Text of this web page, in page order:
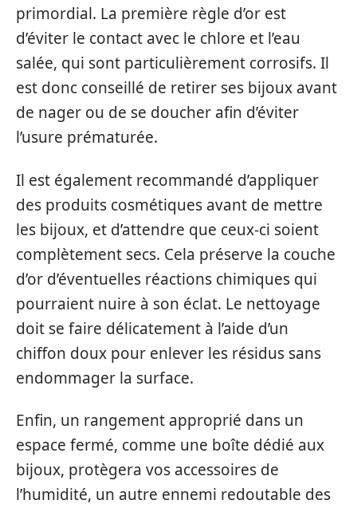
primordial. La première règle d’or est
d’éviter le contact avec le chlore et l’eau
salée, qui sont particulièrement corrosifs. Il
est donc conseillé de retirer ses bijoux avant
de nager ou de se doucher afin d’éviter
l’usure prématurée.
Il est également recommandé d’appliquer
des produits cosmétiques avant de mettre
les bijoux, et d’attendre que ceux-ci soient
complètement secs. Cela préserve la couche
d’or d’éventuelles réactions chimiques qui
pourraient nuire à son éclat. Le nettoyage
doit se faire délicatement à l’aide d’un
chiffon doux pour enlever les résidus sans
endommager la surface.
Enfin, un rangement approprié dans un
espace fermé, comme une boîte dédié aux
bijoux, protègera vos accessoires de
l’humidité, un autre ennemi redoutable des